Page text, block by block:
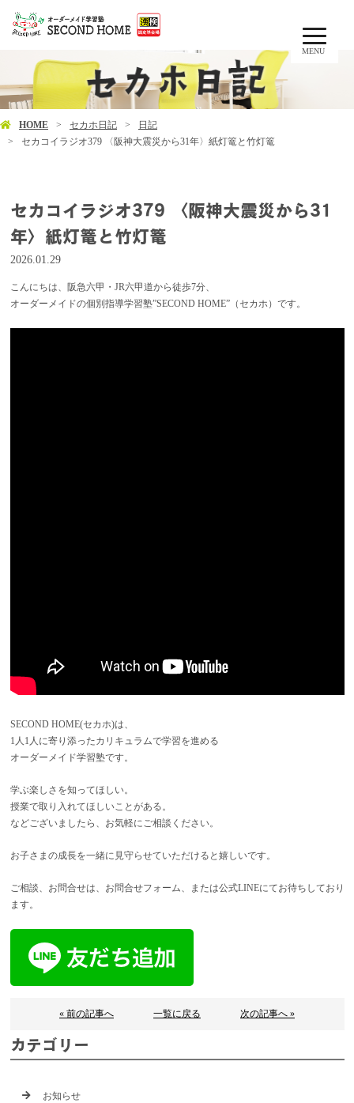
MENU
HOME セカホ日記
日記
セカコイラジオ379 〈阪神大震災から31年〉紙灯篭と竹灯篭
セカコイラジオ379 〈阪神大震災から31
年〉紙灯篭と竹灯篭
2026.01.29
こんにちは、阪急六甲・JR六甲道から徒歩7分、
オーダーメイドの個別指導学習塾”SECOND HOME”（セカホ）です。
SECOND HOME(セカホ)は、
1人1人に寄り添ったカリキュラムで学習を進める
オーダーメイド学習塾です。
学ぶ楽しさを知ってほしい。
授業で取り入れてほしいことがある。
などございましたら、お気軽にご相談ください。
お子さまの成長を一緒に見守らせていただけると嬉しいです。
ご相談、お問合せは、お問合せフォーム、または公式LINEにてお待ちしており
ます。
« 前の記事へ 一覧に戻る 次の記事へ »
カテゴリー
お知らせ